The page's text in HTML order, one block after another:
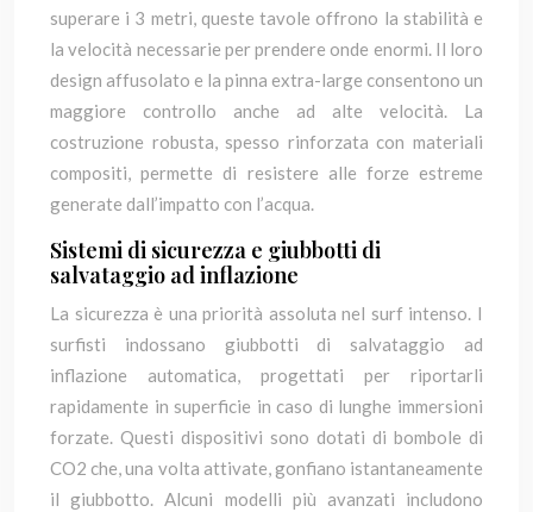
superare i 3 metri, queste tavole offrono la stabilità e
la velocità necessarie per prendere onde enormi. Il loro
design affusolato e la pinna extra-large consentono un
maggiore controllo anche ad alte velocità. La
costruzione robusta, spesso rinforzata con materiali
compositi, permette di resistere alle forze estreme
generate dall’impatto con l’acqua.
Sistemi di sicurezza e giubbotti di
salvataggio ad inflazione
La sicurezza è una priorità assoluta nel surf intenso. I
surfisti indossano giubbotti di salvataggio ad
inflazione automatica, progettati per riportarli
rapidamente in superficie in caso di lunghe immersioni
forzate. Questi dispositivi sono dotati di bombole di
CO2 che, una volta attivate, gonfiano istantaneamente
il giubbotto. Alcuni modelli più avanzati includono